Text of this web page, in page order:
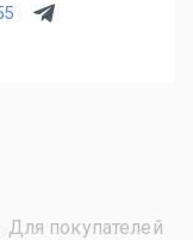
Для покупателей